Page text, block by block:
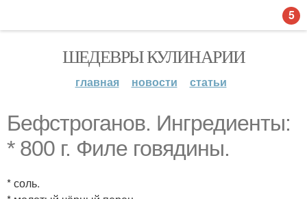
ШЕДЕВРЫ КУЛИНАРИИ
главная новости статьи
Бефстроганов. Ингредиенты:
* 800 г. Филе говядины.
* соль.
5